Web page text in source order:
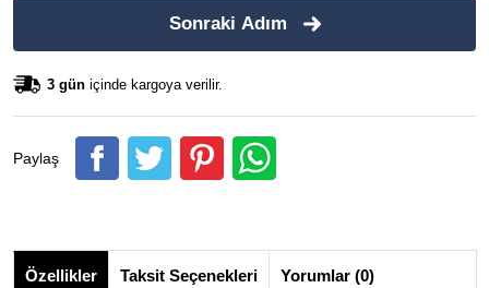
Sonraki Adım
3 gün içinde kargoya verilir.
Paylaş
Özellikler Taksit Seçenekleri Yorumlar (0)